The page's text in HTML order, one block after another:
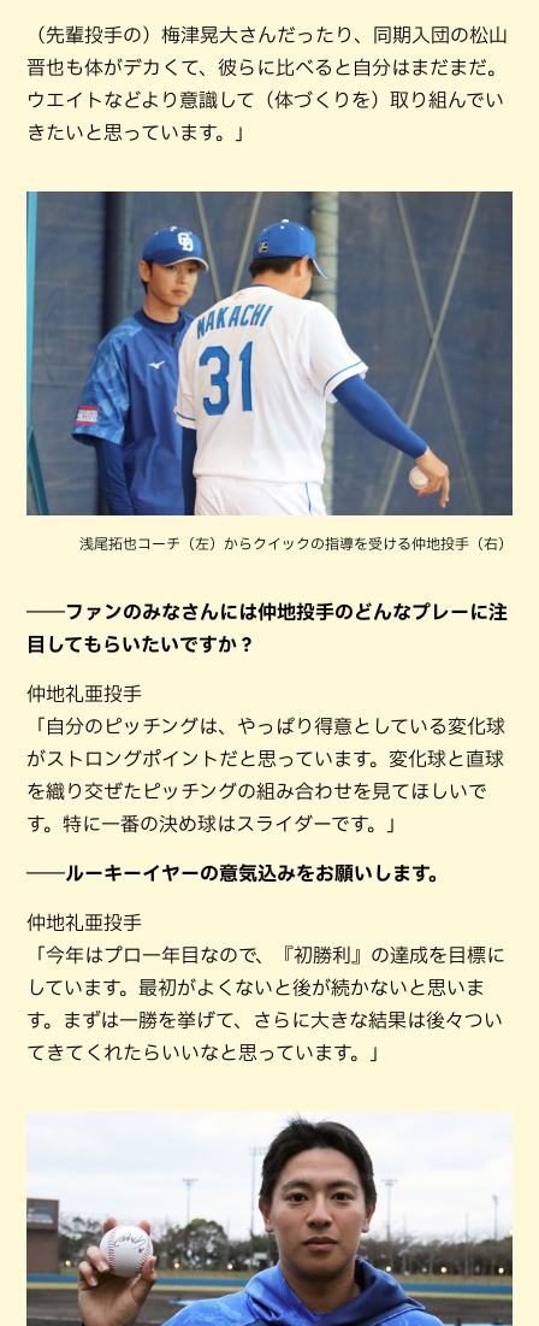
（先輩投手の）梅津晃大さんだったり、同期入団の松山
晋也も体がデカくて、彼らに比べると自分はまだまだ。
ウエイトなどより意識して（体づくりを）取り組んでい
きたいと思っています。」
浅尾拓也コーチ（左）からクイックの指導を受ける仲地投手（右）
――ファンのみなさんには仲地投手のどんなプレーに注
目してもらいたいですか？
仲地礼亜投手
「自分のピッチングは、やっぱり得意としている変化球
がストロングポイントだと思っています。変化球と直球
を織り交ぜたピッチングの組み合わせを見てほしいで
す。特に一番の決め球はスライダーです。」
――ルーキーイヤーの意気込みをお願いします。
仲地礼亜投手
「今年はプロ一年目なので、『初勝利』の達成を目標に
しています。最初がよくないと後が続かないと思いま
す。まずは一勝を挙げて、さらに大きな結果は後々つい
てきてくれたらいいなと思っています。」